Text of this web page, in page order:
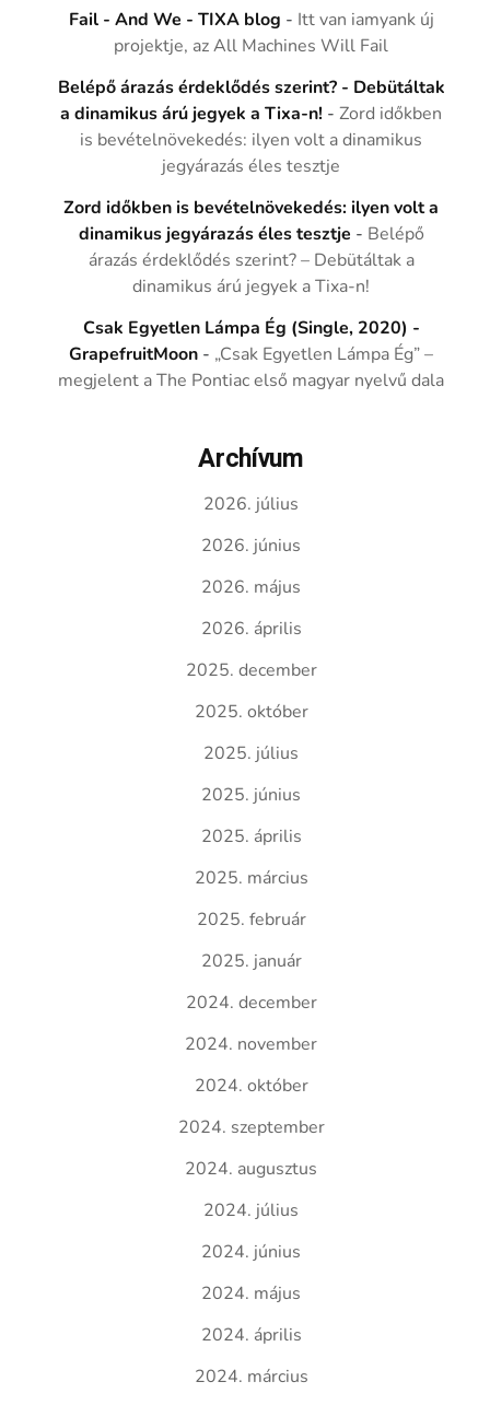
Fail - And We - TIXA blog - Itt van iamyank új
projektje, az All Machines Will Fail
Belépő árazás érdeklődés szerint? - Debütáltak
a dinamikus árú jegyek a Tixa-n! -Zord időkben
is bevételnövekedés: ilyen volt a dinamikus
jegyárazás éles tesztje
Zord időkben is bevételnövekedés: ilyen volt a
dinamikus jegyárazás éles tesztje - Belépő
árazás érdeklődés szerint? – Debütáltak a
dinamikus árú jegyek a Tixa-n!
Csak Egyetlen Lámpa Ég (Single, 2020) -
GrapefruitMoon - „Csak Egyetlen Lámpa Ég” –
megjelent a The Pontiac első magyar nyelvű dala
Archívum
2026. július
2026. június
2026. május
2026. április
2025. december
2025. október
2025. július
2025. június
2025. április
2025. március
2025. február
2025. január
2024. december
2024. november
2024. október
2024. szeptember
2024. augusztus
2024. július
2024. június
2024. május
2024. április
2024. március